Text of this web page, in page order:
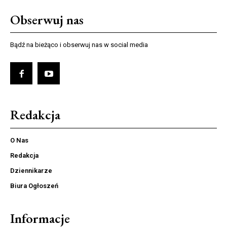
Obserwuj nas
Bądź na bieżąco i obserwuj nas w social media
Redakcja
O Nas
Redakcja
Dziennikarze
Biura Ogłoszeń
Informacje